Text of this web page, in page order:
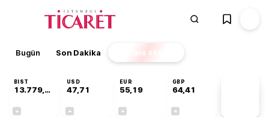
Bugün Son Dakika Finans EKSTRA
BIST
13.779,39
USD
47,71
EUR
55,19
GBP
64,41